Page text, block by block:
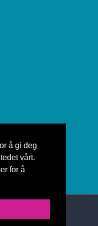
å gi deg
vårt.
for å